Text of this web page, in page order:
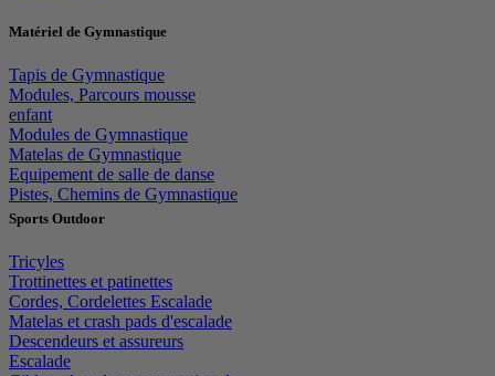
Matériel de Gymnastique
Tapis de Gymnastique
Modules, Parcours mousse
enfant
Modules de Gymnastique
Matelas de Gymnastique
Equipement de salle de danse
Pistes, Chemins de Gymnastique
Sports Outdoor
Tricyles
Trottinettes et patinettes
Cordes, Cordelettes Escalade
Matelas et crash pads d'escalade
Descendeurs et assureurs
Escalade